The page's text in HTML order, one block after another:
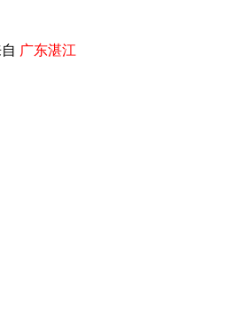
广东湛江